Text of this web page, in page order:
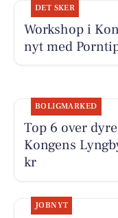
DET SKER
Workshop i
nyt med
BOLIGMARKED
Top 6 over
Kongens
kr
JOBNYT